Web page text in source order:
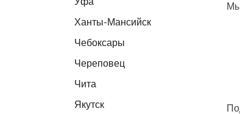
Мы
Ханты-Мансийск
Чебоксары
Череповец
Чита
Якутск